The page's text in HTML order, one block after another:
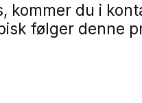
kommer du i
følger denne